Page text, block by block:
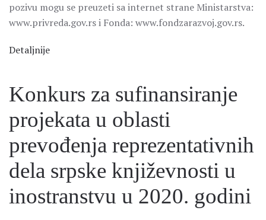
pozivu mogu se preuzeti sa internet strane Ministarstva:
www.privreda.gov.rs i Fonda: www.fondzarazvoj.gov.rs.
Detaljnije
Konkurs za sufinansiranje
projekata u oblasti
prevođenja reprezentativnih
dela srpske književnosti u
inostranstvu u 2020. godini